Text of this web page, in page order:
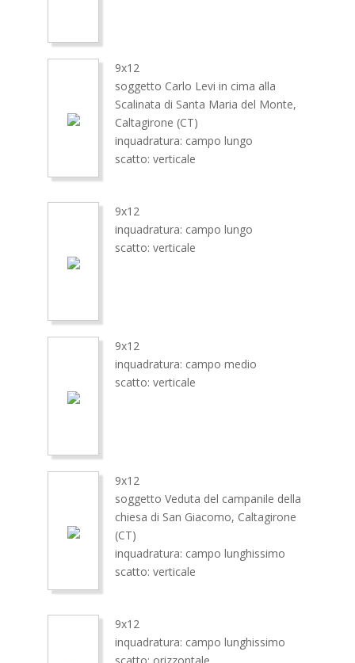
9x12
soggetto Carlo Levi in cima alla
Scalinata di Santa Maria del Monte,
Caltagirone (CT)
inquadratura: campo lungo
scatto: verticale
9x12
inquadratura: campo lungo
scatto: verticale
9x12
inquadratura: campo medio
scatto: verticale
9x12
soggetto Veduta del campanile della
chiesa di San Giacomo, Caltagirone
(CT)
inquadratura: campo lunghissimo
scatto: verticale
9x12
inquadratura: campo lunghissimo